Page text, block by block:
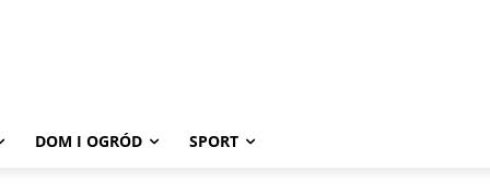
DOM I OGRÓD SPORT